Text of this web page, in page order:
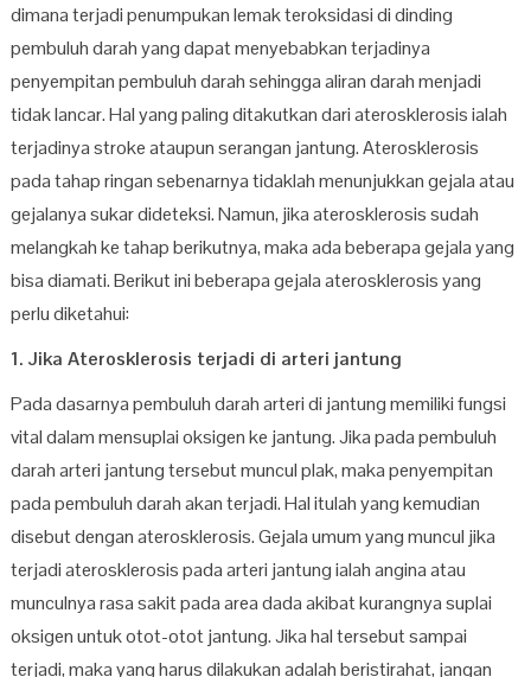
dimana terjadi penumpukan lemak teroksidasi di dinding
pembuluh darah yang dapat menyebabkan terjadinya
penyempitan pembuluh darah sehingga aliran darah menjadi
tidak lancar. Hal yang paling ditakutkan dari aterosklerosis ialah
terjadinya stroke ataupun serangan jantung. Aterosklerosis
pada tahap ringan sebenarnya tidaklah menunjukkan gejala atau
gejalanya sukar dideteksi. Namun, jika aterosklerosis sudah
melangkah ke tahap berikutnya, maka ada beberapa gejala yang
bisa diamati. Berikut ini beberapa gejala aterosklerosis yang
perlu diketahui:
1. Jika Aterosklerosis terjadi di arteri jantung
Pada dasarnya pembuluh darah arteri di jantung memiliki fungsi
vital dalam mensuplai oksigen ke jantung. Jika pada pembuluh
darah arteri jantung tersebut muncul plak, maka penyempitan
pada pembuluh darah akan terjadi. Hal itulah yang kemudian
disebut dengan aterosklerosis. Gejala umum yang muncul jika
terjadi aterosklerosis pada arteri jantung ialah angina atau
munculnya rasa sakit pada area dada akibat kurangnya suplai
oksigen untuk otot-otot jantung. Jika hal tersebut sampai
terjadi, maka yang harus dilakukan adalah beristirahat, jangan